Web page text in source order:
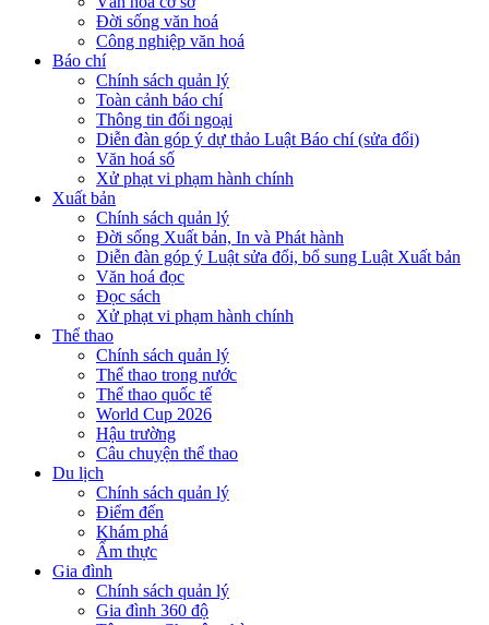
Đời sống văn hoá
Công nghiệp văn hoá
Báo chí
Chính sách quản lý
Toàn cảnh báo chí
Thông tin đối ngoại
Diễn đàn góp ý dự thảo Luật Báo chí (sửa đổi)
Văn hoá số
Xử phạt vi phạm hành chính
Xuất bản
Chính sách quản lý
Đời sống Xuất bản, In và Phát hành
Diễn đàn góp ý Luật sửa đổi, bổ sung Luật Xuất bản
Văn hoá đọc
Đọc sách
Xử phạt vi phạm hành chính
Thể thao
Chính sách quản lý
Thể thao trong nước
Thể thao quốc tế
World Cup 2026
Hậu trường
Câu chuyện thể thao
Du lịch
Chính sách quản lý
Điểm đến
Khám phá
Ẩm thực
Gia đình
Chính sách quản lý
Gia đình 360 độ